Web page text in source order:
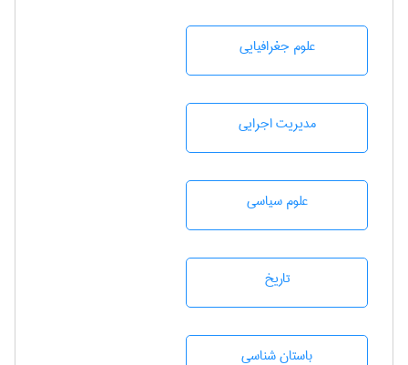
علوم جغرافيايی
مديريت اجرايی
علوم سياسی
تاريخ
باستان شناسی